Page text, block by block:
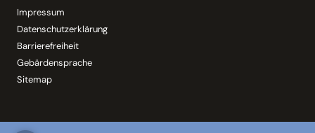
Impressum
Datenschutzerklärung
Barrierefreiheit
Gebärdensprache
Sitemap